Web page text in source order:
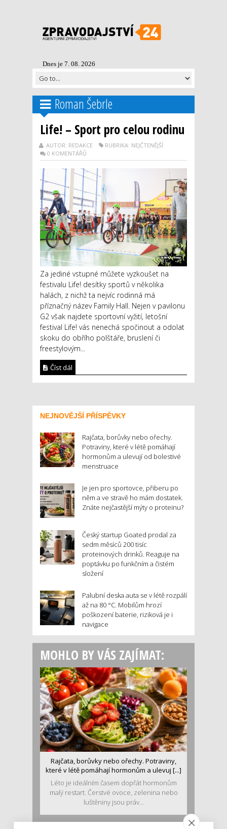
Dnes je 7. 08. 2026
Roman Šebrle
Life! – Sport pro celou rodinu
AUTOR: REDAKCE
RUBRIKA: NEJČTENĚJŠÍ
0 KOMENTÁŘŮ
Za jediné vstupné můžete vyzkoušet na
festivalu Life! desítky sportů v několika
halách, z nichž ta nejvíc rodinná má
příznačný název Family Hall. Nejen v pavilonu
G2 však najdete sportovní vyžití, letošní
festival Life! vás nenechá spočinout a odolat
skoku do obřího polštáře, bruslení či
freestylovým...
Číst dál
NEJNOVĚJŠÍ PŘÍSPĚVKY
Rajčata, borůvky nebo ořechy.
Potraviny, které v létě pomáhají
hormonům a ulevují od bolestivé
menstruace
Je jen pro sportovce, přiberu po
něm a ve stravě ho mám dostatek.
Znáte nejčastější mýty o proteinu?
Český startup Goated prodal za
sedm měsíců 200 tisíc
proteinových drinků. Reaguje na
poptávku po funkčním a čistém
složení
Palubní deska auta se v létě rozpálí
až na 80 °C. Mobilům hrozí
poškození baterie, riziková je i
navigace
MOHLO BY VÁS ZAJÍMAT:
Rajčata, borůvky nebo ořechy. Potraviny,
které v létě pomáhají hormonům a ulevuj [...]
Léto je ideálním časem dopřát hormonům
malý restart. Čerstvé ovoce, zelenina nebo
luštěniny jsou práv...